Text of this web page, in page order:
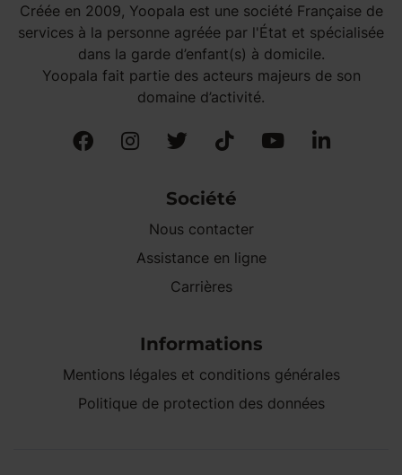
Créée en 2009, Yoopala est une société Française de
services à la personne agréée par l'État et spécialisée
dans la garde d’enfant(s) à domicile.
Yoopala fait partie des acteurs majeurs de son
domaine d’activité.
Société
Nous contacter
Assistance en ligne
Carrières
Informations
Mentions légales et conditions générales
Politique de protection des données